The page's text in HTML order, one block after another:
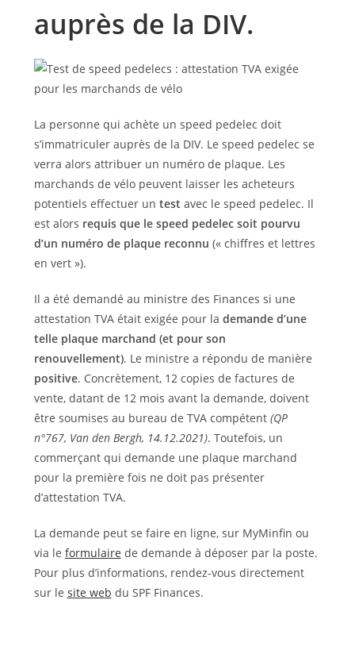
auprès de la DIV.
La personne qui achète un speed pedelec doit
s’immatriculer auprès de la DIV. Le speed pedelec se
verra alors attribuer un numéro de plaque. Les
marchands de vélo peuvent laisser les acheteurs
potentiels effectuer un test avec le speed pedelec. Il
est alors requis que le speed pedelec soit pourvu
d’un numéro de plaque reconnu (« chiffres et lettres
en vert »).
Il a été demandé au ministre des Finances si une
attestation TVA était exigée pour la demande d’une
telle plaque marchand (et pour son
renouvellement). Le ministre a répondu de manière
positive. Concrètement, 12 copies de factures de
vente, datant de 12 mois avant la demande, doivent
être soumises au bureau de TVA compétent (QP
n°767, Van den Bergh, 14.12.2021). Toutefois, un
commerçant qui demande une plaque marchand
pour la première fois ne doit pas présenter
d’attestation TVA.
La demande peut se faire en ligne, sur MyMinfin ou
via le formulaire de demande à déposer par la poste.
Pour plus d’informations, rendez-vous directement
sur le site web du SPF Finances.